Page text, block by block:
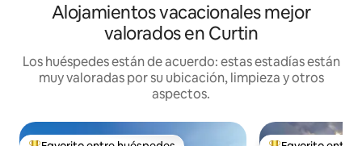
Alojamientos vacacionales mejor
valorados en Curtin
Los huéspedes están de acuerdo: estas estadías están
muy valoradas por su ubicación, limpieza y otros
aspectos.